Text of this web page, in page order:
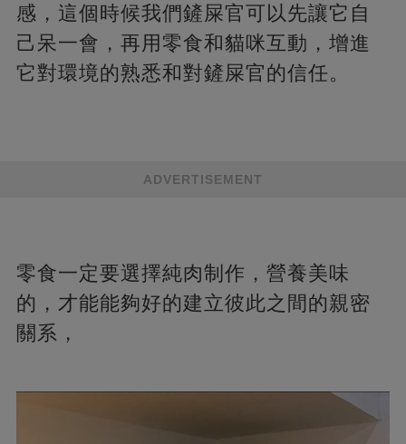
感，這個時候我們鏟屎官可以先讓它自
己呆一會，再用零食和貓咪互動，增進
它對環境的熟悉和對鏟屎官的信任。
ADVERTISEMENT
零食一定要選擇純肉制作，營養美味
的，才能能夠好的建立彼此之間的親密
關系，